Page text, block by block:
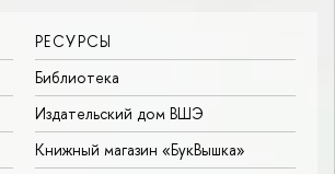
РЕСУРСЫ
Библиотека
Издательский дом ВШЭ
Книжный магазин «БукВышка»